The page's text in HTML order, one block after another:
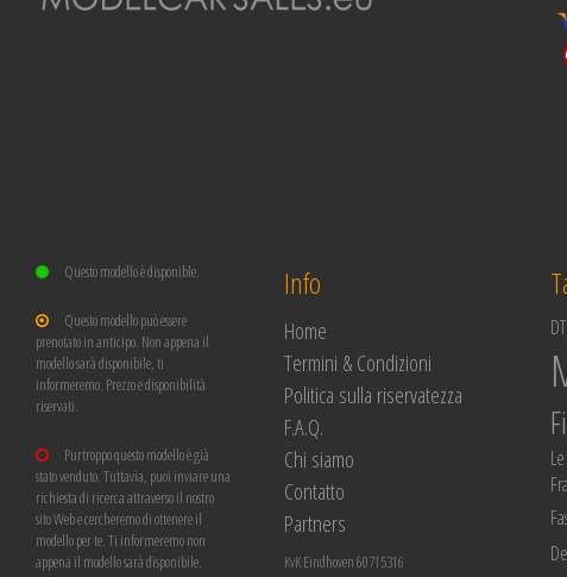
Questo modello è disponible.
Questo modello può essere
prenotato in anticipo. Non appena il
modello sarà disponibile, ti
informeremo. Prezzo e disponibilità
riservati.
Purtroppo questo modello è già
stato venduto. Tuttavia, puoi inviare una
richiesta di ricerca attraverso il nostro
sito Web e cercheremo di ottenere il
modello per te. Ti informeremo non
appena il modello sarà disponibile.
Info
Home
Termini & Condizioni
Politica sulla riservatezza
F.A.Q.
Chi siamo
Contatto
Partners
KvK Eindhoven 60715316